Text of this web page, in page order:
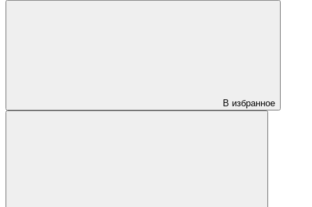
В избранное